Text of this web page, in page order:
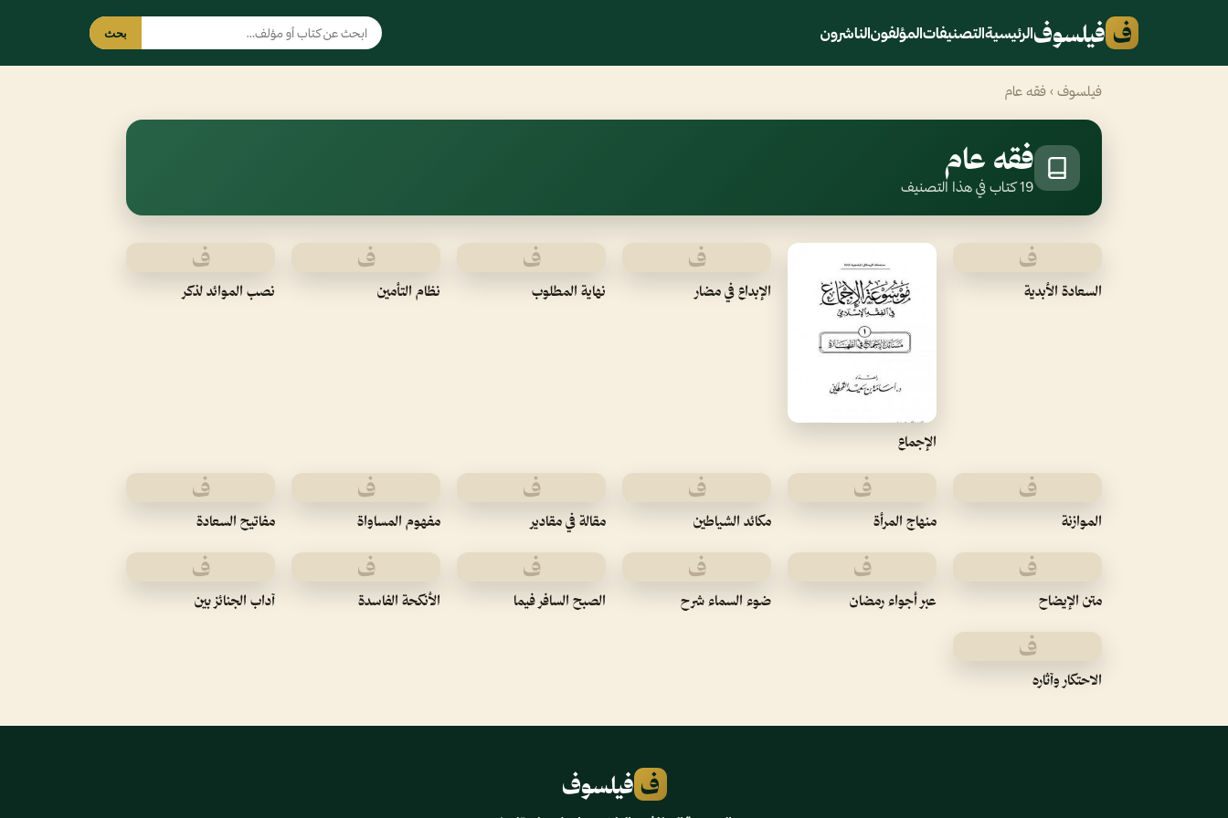
ف فيلسوفالرئيسيةالتصنيفاتالمؤلفونالناشرون بحث
فيلسوف › فقه عام
فقه عام
19 كتاب في هذا التصنيف
ف
السعادة الأبدية
الإجماع
ف
الإبداع في مضار
ف
نهاية المطلوب
ف
نظام التأمين
ف
نصب الموائد لذكر
ف
الموازنة
ف
منهاج المرأة
ف
مكائد الشياطين
ف
مقالة في مقادير
ف
مفهوم المساواة
ف
مفاتيح السعادة
ف
متن الإيضاح
ف
عبر أجواء رمضان
ف
ضوء السماء شرح
ف
الصبح السافر فيما
ف
الأنكحة الفاسدة
ف
آداب الجنائز بين
ف
الاحتكار وآثاره
ف فيلسوف